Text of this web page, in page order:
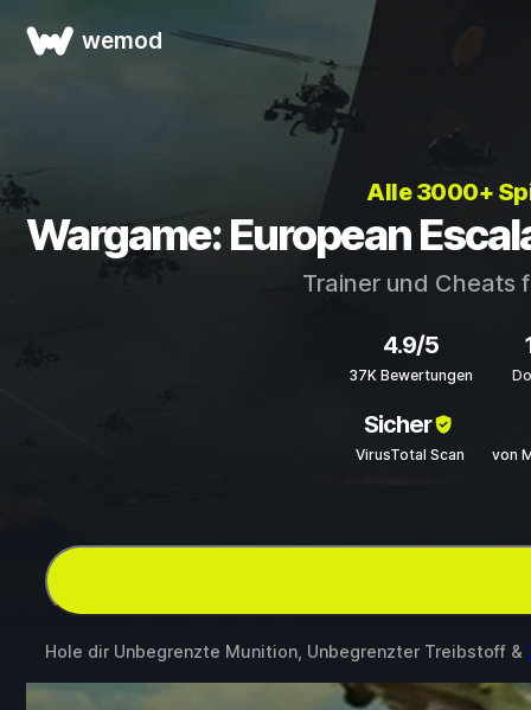
wemod
Alle 3000+
Wargame: European
Trainer und Cheats
4.9/5
37K Bewertungen
Sicher
VirusTotal Scan von
Hole dir Unbegrenzte Munition, Unbegrenzter Treibstoff &